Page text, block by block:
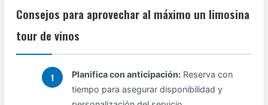
Consejos para aprovechar al máximo un limosina
tour de vinos
Planifica con anticipación: Reserva con
tiempo para asegurar disponibilidad y